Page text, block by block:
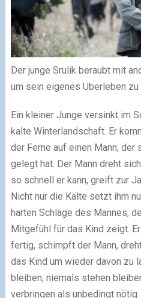
Der junge Srulik beraubt mit
um sein eigenes Überleben zu
Ein kleiner Junge versinkt im
kalte Winterlandschaft. Er
der Ferne auf einen Mann, der
gelegt hat. Der Mann dreht
so schnell er kann, greift zur
Nicht nur die Kälte setzt ihm
harten Schläge des Mannes,
Mitgefühl für das Kind zeigt.
fertig, schimpft der Mann,
das Kind um wieder davon zu
bleiben, niemals stehen
verbringen als unbedingt